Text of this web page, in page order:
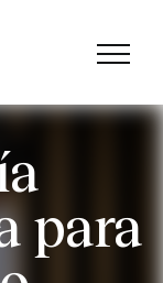
para